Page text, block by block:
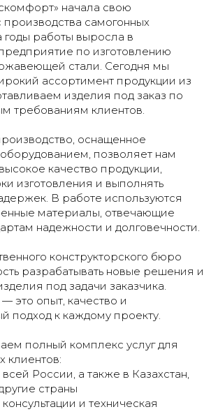
начала свою
производства самогонных
годы работы выросла в
по изготовлению
стали. Сегодня мы
ассортимент продукции из
изделия под заказ по
требованиям клиентов.
оснащенное
позволяет нам
качество продукции,
изготовления и выполнять
В работе используются
материалы, отвечающие
надежности и долговечности.
конструкторского бюро
разрабатывать новые решения и
под задачи заказчика.
это опыт, качество и
подход к каждому проекту.
полный комплекс услуг для
клиентов:
России, а также в Казахстан,
страны
и техническая